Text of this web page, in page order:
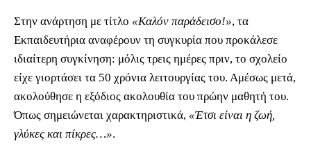
Στην ανάρτηση με τίτλο «Καλόν παράδεισο!», τα
Εκπαιδευτήρια αναφέρουν τη συγκυρία που προκάλεσε
ιδιαίτερη συγκίνηση: μόλις τρεις ημέρες πριν, το σχολείο
είχε γιορτάσει τα 50 χρόνια λειτουργίας του. Αμέσως μετά,
ακολούθησε η εξόδιος ακολουθία του πρώην μαθητή του.
Όπως σημειώνεται χαρακτηριστικά, «Έτσι είναι η ζωή,
γλύκες και πίκρες…».